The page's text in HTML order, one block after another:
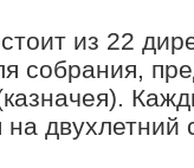
из 22
собрания,
двухлетний